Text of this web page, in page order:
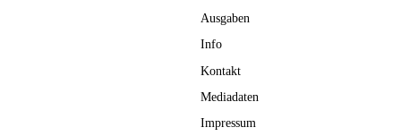
Ausgaben
Info
Kontakt
Mediadaten
Impressum